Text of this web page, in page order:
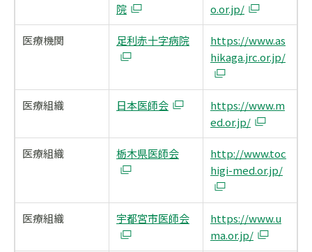
院
o.or.jp/
医療機関 足利赤十字病院
https://www.as
hikaga.jrc.or.jp/
医療組織 日本医師会
https://www.m
ed.or.jp/
医療組織 栃木県医師会
http://www.toc
higi-med.or.jp/
医療組織 宇都宮市医師会
https://www.u
ma.or.jp/